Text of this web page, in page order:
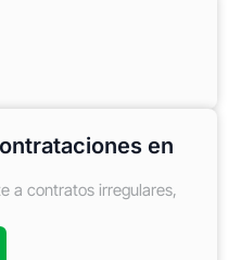
en
a contratos irregulares,